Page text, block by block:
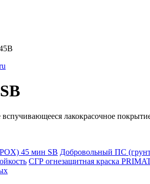
лакокрасочное
45 мин SB Добровольный ПС
СГР огнезащитная краска